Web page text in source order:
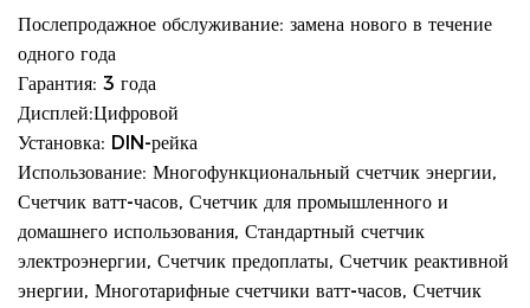
Послепродажное обслуживание: замена нового в течение
одного года
Гарантия: 3 года
Дисплей:Цифровой
Установка: DIN-рейка
Использование: Многофункциональный счетчик энергии,
Счетчик ватт-часов, Счетчик для промышленного и
домашнего использования, Стандартный счетчик
электроэнергии, Счетчик предоплаты, Счетчик реактивной
энергии, Многотарифные счетчики ватт-часов, Счетчик